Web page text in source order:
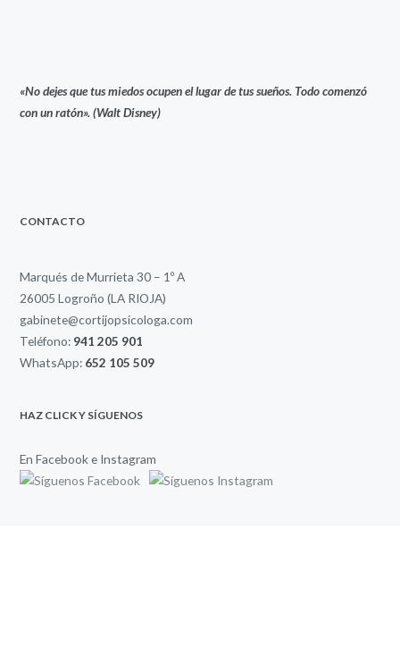
«No dejes que tus miedos ocupen el lugar de tus sueños. Todo comenzó
con un ratón». (Walt Disney)
CONTACTO
Marqués de Murrieta 30 – 1º A
26005 Logroño (LA RIOJA)
gabinete@cortijopsicologa.com
Teléfono: 941 205 901
WhatsApp: 652 105 509
HAZ CLICK Y SÍGUENOS
En Facebook e Instagram